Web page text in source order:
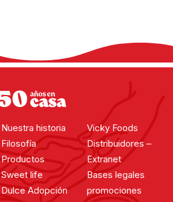
Nuestra historia
Filosofía
Productos
Sweet life
Dulce Adopción
Vicky Foods
Distribuidores –
Extranet
Bases legales
promociones